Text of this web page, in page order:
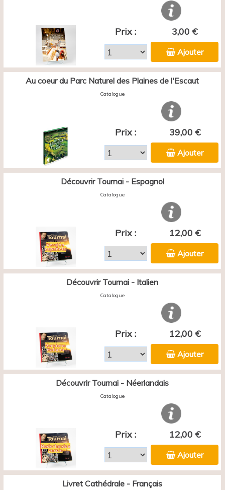
Prix : 3,00 €
Ajouter
Au coeur du Parc Naturel des Plaines de l'Escaut
Catalogue
Prix : 39,00 €
Ajouter
Découvrir Tournai - Espagnol
Catalogue
Prix : 12,00 €
Ajouter
Découvrir Tournai - Italien
Catalogue
Prix : 12,00 €
Ajouter
Découvrir Tournai - Néerlandais
Catalogue
Prix : 12,00 €
Ajouter
Livret Cathédrale - Français